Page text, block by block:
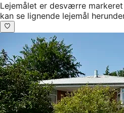
Lejemålet er desværre
kan se lignende lejemål